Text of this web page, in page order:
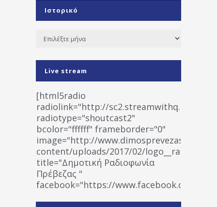
Ιστορικό
Ιστορικό
Live stream
[html5radio
radiolink="http://
radiotype="shoutcast2"
bcolor="ffffff" frameborder="0"
image="http://www.dimosprevezas.gr/wp-
content/uploads/2017/02/
title="Δημοτική Ραδιοφωνία
Πρέβεζας "
facebook="https://www.facebook.com/